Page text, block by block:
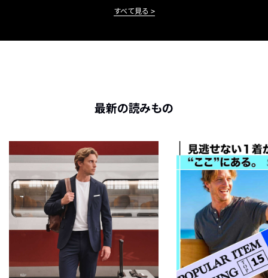
すべて見る
最新の読みもの